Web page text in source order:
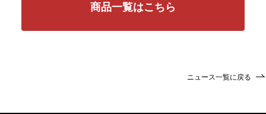
商品一覧はこちら
ニュース一覧に戻る